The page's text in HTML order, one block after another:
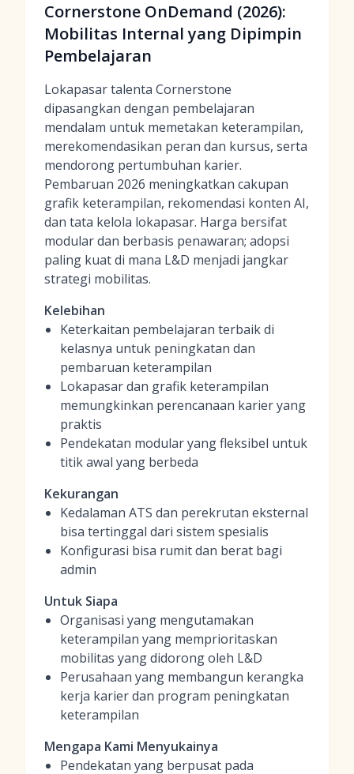
Cornerstone OnDemand (2026):
Mobilitas Internal yang Dipimpin
Pembelajaran
Lokapasar talenta Cornerstone
dipasangkan dengan pembelajaran
mendalam untuk memetakan keterampilan,
merekomendasikan peran dan kursus, serta
mendorong pertumbuhan karier.
Pembaruan 2026 meningkatkan cakupan
grafik keterampilan, rekomendasi konten AI,
dan tata kelola lokapasar. Harga bersifat
modular dan berbasis penawaran; adopsi
paling kuat di mana L&D menjadi jangkar
strategi mobilitas.
Kelebihan
Keterkaitan pembelajaran terbaik di
kelasnya untuk peningkatan dan
pembaruan keterampilan
Lokapasar dan grafik keterampilan
memungkinkan perencanaan karier yang
praktis
Pendekatan modular yang fleksibel untuk
titik awal yang berbeda
Kekurangan
Kedalaman ATS dan perekrutan eksternal
bisa tertinggal dari sistem spesialis
Konfigurasi bisa rumit dan berat bagi
admin
Untuk Siapa
Organisasi yang mengutamakan
keterampilan yang memprioritaskan
mobilitas yang didorong oleh L&D
Perusahaan yang membangun kerangka
kerja karier dan program peningkatan
keterampilan
Mengapa Kami Menyukainya
Pendekatan yang berpusat pada